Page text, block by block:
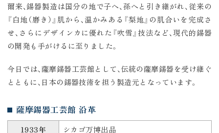
爾来、錫器製造は国分の地で子へ、孫へと引き継がれ、従来の
『白地（磨き）』肌から、温かみある『梨地』の肌合いを完成さ
せ、さらにデザインカに優れた『吹雪』技法など、現代的錫器
の開発も手がけるに至りました。
今日では、薩摩錫器工芸館として、伝統の薩摩錫器を受け継ぐ
とともに、日本の錫器技術を担う製造元となっています。
薩摩錫器工芸館 沿革
1933年
シカゴ万博出品